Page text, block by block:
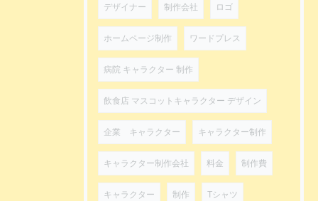
デザイナー 制作会社 ロゴ
ホームページ制作 ワードプレス
病院 キャラクター 制作
飲食店 マスコットキャラクター デザイン
企業 キャラクター キャラクター制作
キャラクター制作会社 料金 制作費
キャラクター 制作 Tシャツ